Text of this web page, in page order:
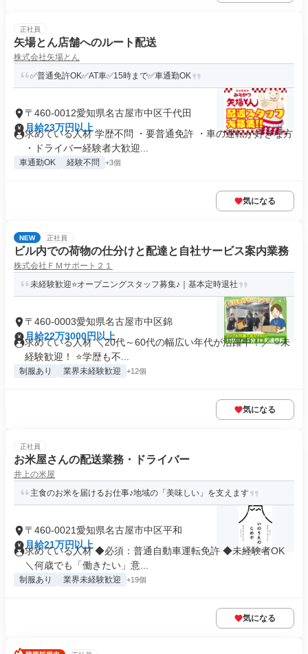
正社員
矢場とん店舗へのルート配送
株式会社矢場とん
✅普通免許OK✅AT車✅15時まで✅車通勤OK
〒460-0012愛知県名古屋市中区千代田
月給23万円以上
求めている人材 学歴不問 ・要普通免許 ・車の運転が好きな方
・ドライバー経験者大歓迎...
車通勤OK 経験不問 +3個
気になる
NEW 正社員
ビル内での荷物の仕分けと配達と自社サービス案内業務
株式会社ＦＭサポート２１
未経験歓迎⭐オープニングスタッフ募集♪｜基本定時退社
〒460-0003愛知県名古屋市中区錦
月給22万3000円以上
求めている人材 ＼20代～60代の幅広い年代が活躍中！／ ⭐未
経験歓迎！ ⭐学歴も不...
制服あり 業界未経験歓迎 +12個
気になる
正社員
お米屋さんの配送業務・ドライバー
井上の米屋
主食のお米を届けるお仕事♪地域の「美味しい」を支えます
〒460-0021愛知県名古屋市中区平和
月給21万円以上
求めている人材 ◆必須：普通自動車運転免許 ◆未経験者OK
＼何歳でも「働きたい」意...
制服あり 業界未経験歓迎 +19個
気になる